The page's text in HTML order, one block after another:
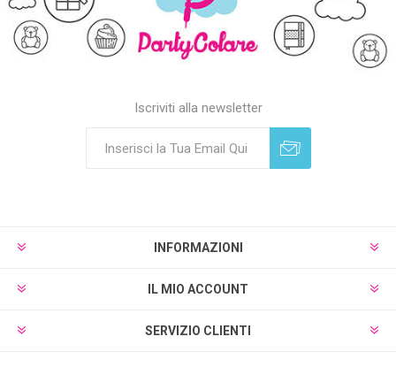
Iscriviti alla newsletter
INFORMAZIONI
IL MIO ACCOUNT
SERVIZIO CLIENTI